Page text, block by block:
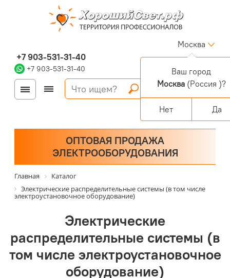
+7 903-531-31-40
+7 903-531-31-40
Москва
Войти
Регистрация
Персональный раздел
ОПТОВАЯ ПРОДАЖА
ЭЛЕКТРООБОРУДОВАНИЯ
Главная
Каталог
Электрические распределительные системы (в том числе
электроустановочное оборудование)
Электрические
распределительные системы (в
том числе электроустановочное
оборудование)
Ваш город
Москва(Россия )?
Нет Да